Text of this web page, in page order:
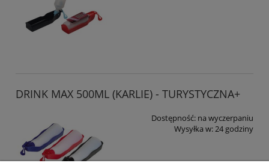
DRINK MAX 500ML (KARLIE) - TURYSTYCZNA+
Dostępność: na wyczerpaniu
Wysyłka w:24 godziny